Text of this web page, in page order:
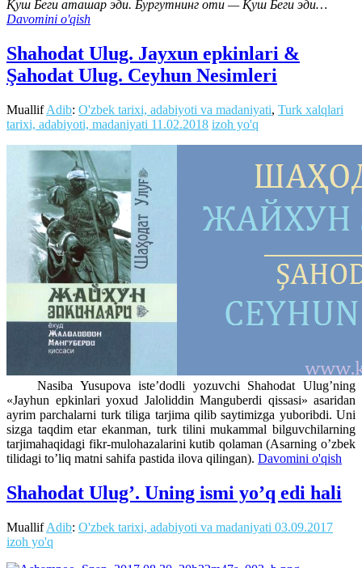
Қуш Беги аташар эди. Бургутнинг оти — Қуш Беги эди…
Davomini o'qish
Shahodat Ulug. Jayxun epkinlari &
Şahodat Ulug. Ceyhun Nesimleri
MuallifAdib: O'zbek tarixi, adabiyoti va madaniyati, Turk xalqlari
tarixi, adabiyoti, madaniyati 11.02.2018 izoh yo'q
Nasiba Yusupova iste’dodli yozuvchi Shahodat Ulug’ning
«Jayhun epkinlari yoxud Jaloliddin Manguberdi qissasi» asaridan
ayrim parchalarni turk tiliga tarjima qilib saytimizga yuboribdi. Uni
sizga taqdim etar ekanman, turk tilini mukammal bilguvchilarning
tarjimahaqidagi fikr-mulohazalarini kutib qolaman (Asarning o’zbek
tilidagi to’liq matni sahifa pastida ilova qilingan). Davomini o'qish
Shahodat Ulug’. Uning ismi yo’q edi hali
MuallifAdib: O'zbek tarixi, adabiyoti va madaniyati 03.09.2017
izoh yo'q